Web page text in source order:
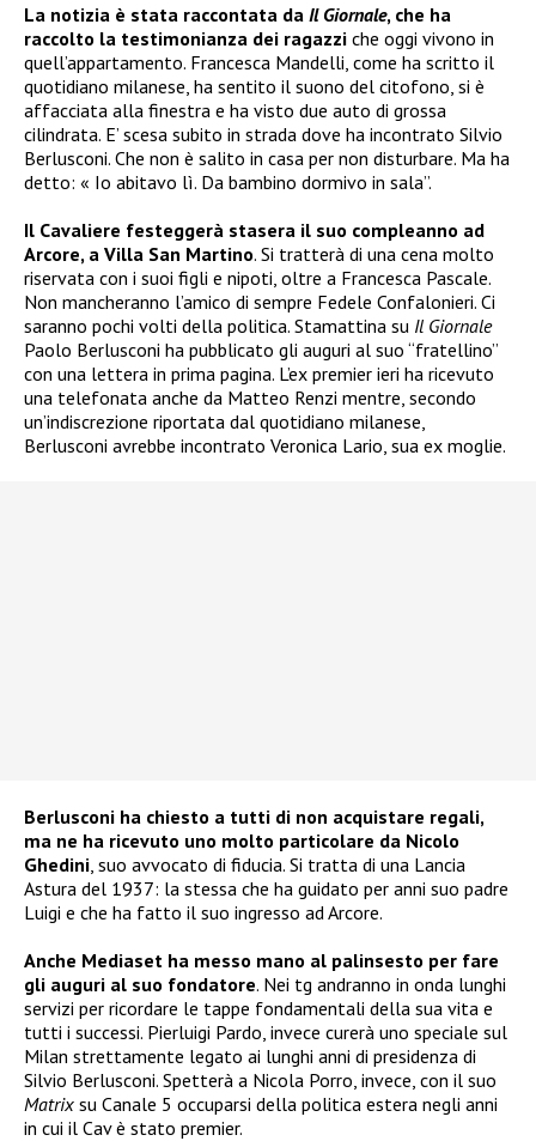
La notizia è stata raccontata da Il Giornale, che ha
raccolto la testimonianza dei ragazzi che oggi vivono in
quell’appartamento. Francesca Mandelli, come ha scritto il
quotidiano milanese, ha sentito il suono del citofono, si è
affacciata alla finestra e ha visto due auto di grossa
cilindrata. E’ scesa subito in strada dove ha incontrato Silvio
Berlusconi. Che non è salito in casa per non disturbare. Ma ha
detto: « Io abitavo lì. Da bambino dormivo in sala”.
Il Cavaliere festeggerà stasera il suo compleanno ad
Arcore, a Villa San Martino. Si tratterà di una cena molto
riservata con i suoi figli e nipoti, oltre a Francesca Pascale.
Non mancheranno l’amico di sempre Fedele Confalonieri. Ci
saranno pochi volti della politica. Stamattina su Il Giornale
Paolo Berlusconi ha pubblicato gli auguri al suo “fratellino”
con una lettera in prima pagina. L’ex premier ieri ha ricevuto
una telefonata anche da Matteo Renzi mentre, secondo
un’indiscrezione riportata dal quotidiano milanese,
Berlusconi avrebbe incontrato Veronica Lario, sua ex moglie.
Berlusconi ha chiesto a tutti di non acquistare regali,
ma ne ha ricevuto uno molto particolare da Nicolo
Ghedini , suo avvocato di fiducia. Si tratta di una Lancia
Astura del 1937: la stessa che ha guidato per anni suo padre
Luigi e che ha fatto il suo ingresso ad Arcore.
Anche Mediaset ha messo mano al palinsesto per fare
gli auguri al suo fondatore. Nei tg andranno in onda lunghi
servizi per ricordare le tappe fondamentali della sua vita e
tutti i successi. Pierluigi Pardo, invece curerà uno speciale sul
Milan strettamente legato ai lunghi anni di presidenza di
Silvio Berlusconi. Spetterà a Nicola Porro, invece, con il suo
Matrix su Canale 5 occuparsi della politica estera negli anni
in cui il Cav è stato premier.